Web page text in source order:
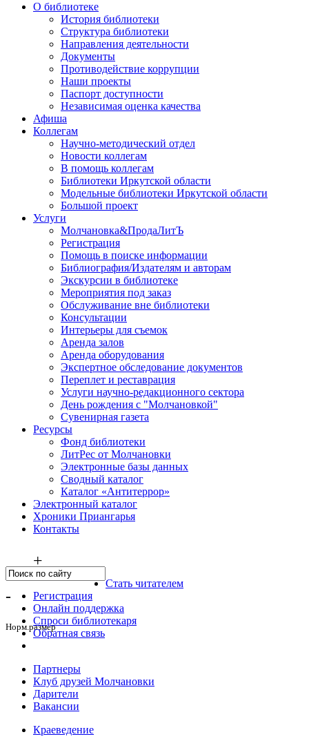
О библиотеке
История библиотеки
Структура библиотеки
Направления деятельности
Документы
Противодействие коррупции
Наши проекты
Паспорт доступности
Независимая оценка качества
Афиша
Коллегам
Научно-методический отдел
Новости коллегам
В помощь коллегам
Библиотеки Иркутской области
Модельные библиотеки Иркутской области
Большой проект
Услуги
Молчановка&ПродаЛитЪ
Регистрация
Помощь в поиске информации
Библиография/Издателям и авторам
Экскурсии в библиотеке
Мероприятия под заказ
Обслуживание вне библиотеки
Консультации
Интерьеры для съемок
Аренда залов
Аренда оборудования
Экспертное обследование документов
Переплет и реставрация
Услуги научно-редакционного сектора
День рождения с "Молчановкой"
Сувенирная газета
Ресурсы
Фонд библиотеки
ЛитРес от Молчановки
Электронные базы данных
Сводный каталог
Каталог «Антитеррор»
Электронный каталог
Хроники Приангарья
Контакты
+
-
Норм.размер
Стать читателем
Регистрация
Онлайн поддержка
Спроси библиотекаря
Обратная связь
Партнеры
Клуб друзей Молчановки
Дарители
Вакансии
Краеведение